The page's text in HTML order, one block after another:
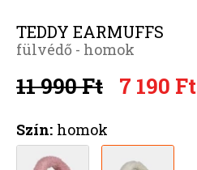
TEDDY EARMUFFS
fülvédő - homok
11 990 Ft 7 190 Ft
Szín: homok